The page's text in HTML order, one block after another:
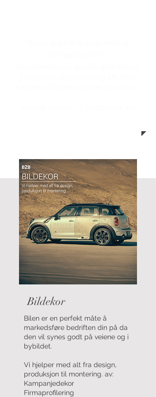
Bildekor
Bilen er en perfekt måte å
markedsføre bedriften din på da
den vil synes godt på veiene og i
bybildet.
Vi hjelper med alt fra design,
produksjon til montering. av:
Kampanjedekor
Firmaprofilering